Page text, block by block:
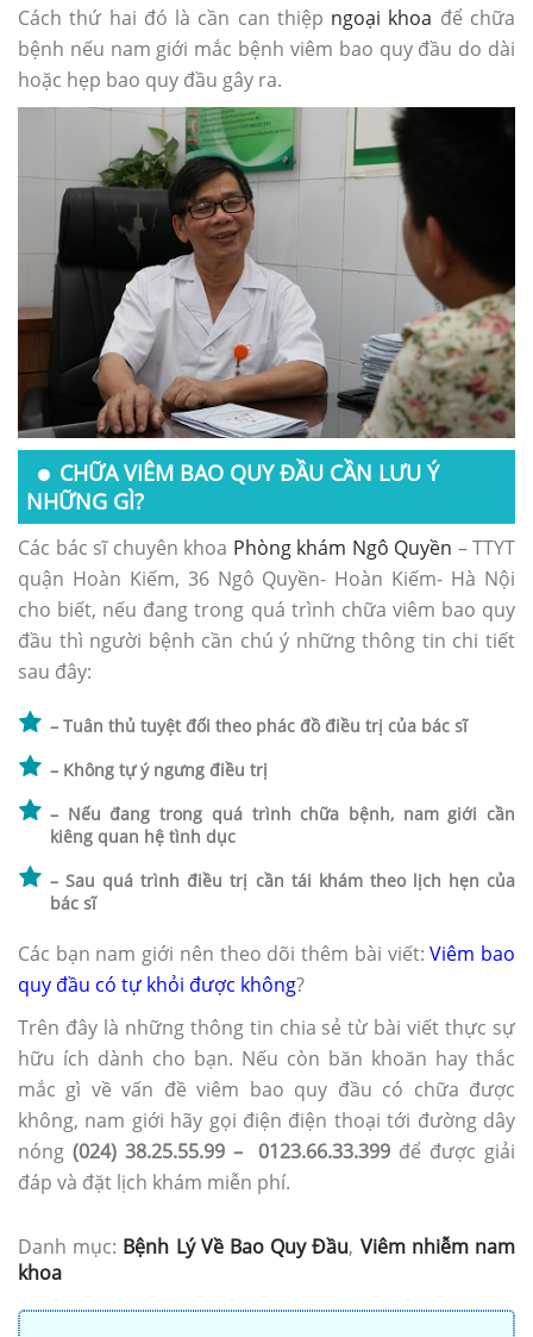
Cách thứ hai đó là cần can thiệp ngoại khoa để chữa
bệnh nếu nam giới mắc bệnh viêm bao quy đầu do dài
hoặc hẹp bao quy đầu gây ra.
CHỮA VIÊM BAO QUY ĐẦU CẦN LƯU Ý
NHỮNG GÌ?
Các bác sĩ chuyên khoa Phòng khám Ngô Quyền – TTYT
quận Hoàn Kiếm, 36 Ngô Quyền- Hoàn Kiếm- Hà Nội
cho biết, nếu đang trong quá trình chữa viêm bao quy
đầu thì người bệnh cần chú ý những thông tin chi tiết
sau đây:
– Tuân thủ tuyệt đối theo phác đồ điều trị của bác sĩ
– Không tự ý ngưng điều trị
– Nếu đang trong quá trình chữa bệnh, nam giới cần
kiêng quan hệ tình dục
– Sau quá trình điều trị cần tái khám theo lịch hẹn của
bác sĩ
Các bạn nam giới nên theo dõi thêm bài viết:Viêm bao
quy đầu có tự khỏi được không?
Trên đây là những thông tin chia sẻ từ bài viết thực sự
hữu ích dành cho bạn. Nếu còn băn khoăn hay thắc
mắc gì về vấn đề viêm bao quy đầu có chữa được
không, nam giới hãy gọi điện điện thoại tới đường dây
nóng (024) 38.25.55.99 – 0123.66.33.399 để được giải
đáp và đặt lịch khám miễn phí.
Danh mục: Bệnh Lý Về Bao Quy Đầu, Viêm nhiễm nam
khoa